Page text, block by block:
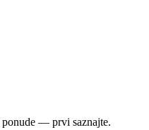
— prvi saznajte.